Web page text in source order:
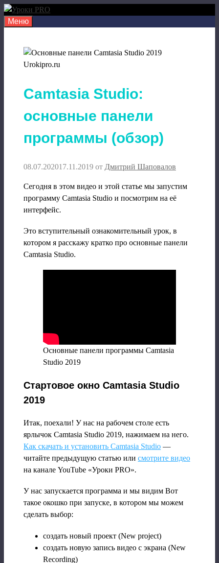
Перейти
Меню
Camtasia Studio:
основные панели
программы (обзор)
08.07.202017.11.2019 от Дмитрий Шаповалов
Сегодня в этом видео и этой статье мы запустим
программу Camtasia Studio и посмотрим на её
интерфейс.
Это вступительный ознакомительный урок, в
котором я расскажу кратко про основные панели
Camtasia Studio.
Основные панели программы Camtasia
Studio 2019
Стартовое окно Camtasia Studio
2019
Итак, поехали! У нас на рабочем столе есть
ярлычок Сamtasia Studio 2019, нажимаем на него.
Как скачать и установить Camtasia Studio —
читайте предыдущую статью или смотрите видео
на канале YouTube «Уроки PRO».
У нас запускается программа и мы видим Вот
такое окошко при запуске, в котором мы можем
сделать выбор:
создать новый проект (New project)
создать новую запись видео с экрана (New
Recording)